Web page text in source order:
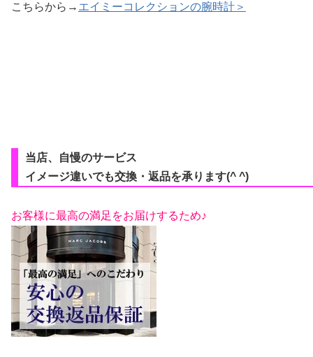
こちらから→ エイミーコレクションの腕時計＞
当店、自慢のサービス
イメージ違いでも交換・返品を承ります(^ ^)
お客様に最高の満足をお届けするため♪